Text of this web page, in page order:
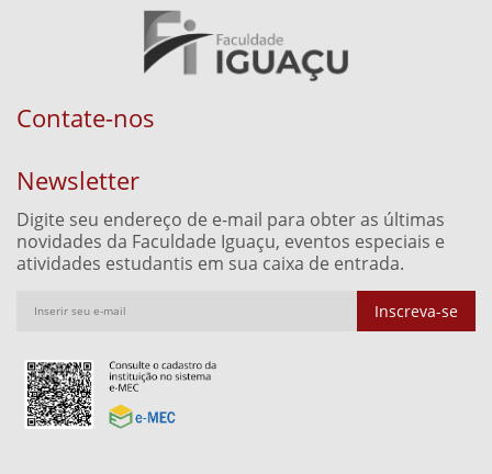
Contate-nos
Newsletter
Digite seu endereço de e-mail para obter as últimas
novidades da Faculdade Iguaçu, eventos especiais e
atividades estudantis em sua caixa de entrada.
Inscreva-se